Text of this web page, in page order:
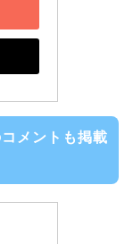
メントも掲載